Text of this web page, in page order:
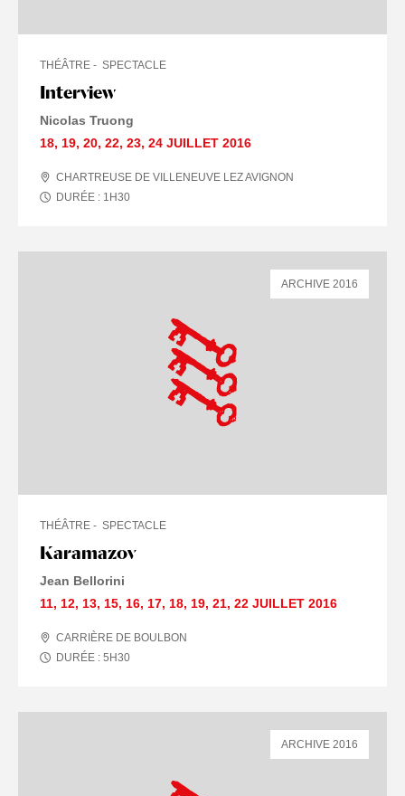
Interview
THÉÂTRE SPECTACLE
Nicolas Truong
18, 19, 20, 22, 23, 24 JUILLET 2016
CHARTREUSE DE VILLENEUVE LEZ AVIGNON
DURÉE : 1 H30
Karamazov
THÉÂTRE SPECTACLE
Jean Bellorini
11, 12, 13, 15, 16, 17, 18, 19, 21, 22 JUILLET 2016
CARRIÈRE DE BOULBON
DURÉE : 5 H30
ARCHIVE 2016
ARCHIVE 2016